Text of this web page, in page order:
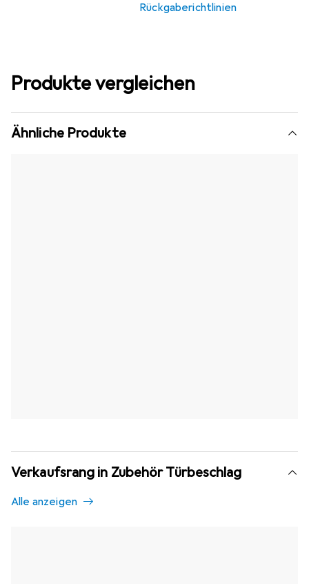
Rückgaberichtlinien
Produkte vergleichen
Ähnliche Produkte
Verkaufsrang in Zubehör Türbeschlag
Alle anzeigen